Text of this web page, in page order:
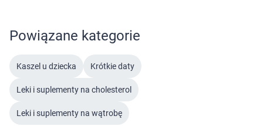
Powiązane kategorie
Kaszel u dziecka Krótkie daty
Leki i suplementy na cholesterol
Leki i suplementy na wątrobę